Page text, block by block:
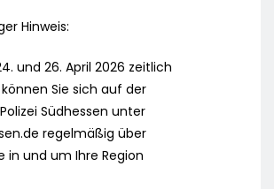
Hinweis:
und 26. April 2026 zeitlich
Sie sich auf der
Südhessen unter
regelmäßig über
in und um Ihre Region